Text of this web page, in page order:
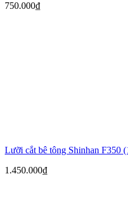
750.000₫
Lưỡi cắt bê tông Shinhan F350
1.450.000₫